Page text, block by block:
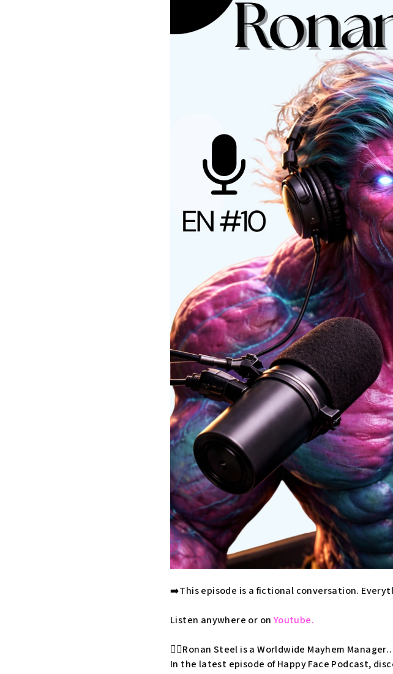
➡️This episode is a fictional conversation.
Listen anywhere or on Youtube.
🦸‍♂️Ronan Steel is aWorldwide Mayhem Manager
In the latest episode of Happy Face Podcast,